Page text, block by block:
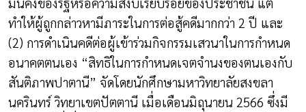
ทำให้ผู้ถูกกล่าวหามีภาระในการต่อสู้คดีมากกว่า 2 ปี และ
(2) การดำเนินคดีต่อผู้เข้าร่วมกิจกรรมเสวนาในการกำหนด
อนาคตตนเอง “สิทธิในการกำหนดเจตจำนงของตนเองกับ
สันติภาพปาตานี” จัดโดยนักศึกษามหาวิทยาลัยสงขลา
นครินทร์ วิทยาเขตปัตตานี เมื่อเดือนมิถุนายน 2566 ซึ่งมี